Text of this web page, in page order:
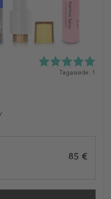
5.0
Tagasiside: 1
85 €